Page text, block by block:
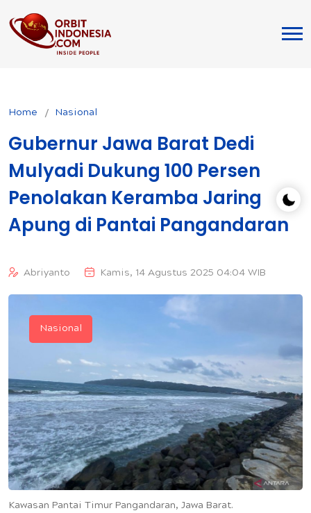
Home Nasional
Gubernur Jawa Barat Dedi
Mulyadi Dukung 100 Persen
Penolakan Keramba Jaring
Apung di Pantai Pangandaran
Abriyanto Kamis, 14 Agustus 2025 04:04 WIB
Kawasan Pantai Timur Pangandaran, Jawa Barat.
Nasional